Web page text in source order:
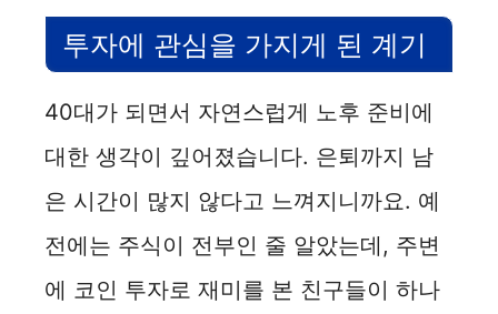
투자에 관심을 가지게 된 계기
40대가 되면서 자연스럽게 노후 준비에
대한 생각이 깊어졌습니다. 은퇴까지 남
은 시간이 많지 않다고 느껴지니까요. 예
전에는 주식이 전부인 줄 알았는데, 주변
에 코인 투자로 재미를 본 친구들이 하나